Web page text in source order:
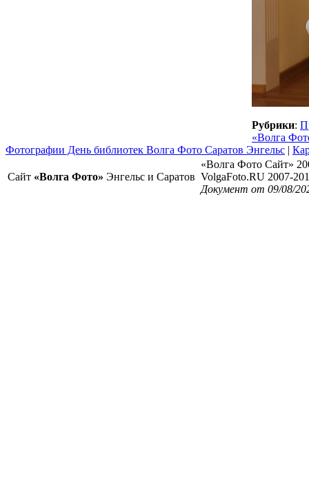
Рубрики:
«Волга
Фотографии День библиотек Волга Фото Саратов Энгельс |
Сайт «Волга Фото» Энгельс и Саратов
«Волга Фото Сайт»
VolgaFoto.RU 2007-
Документ от 09/08/